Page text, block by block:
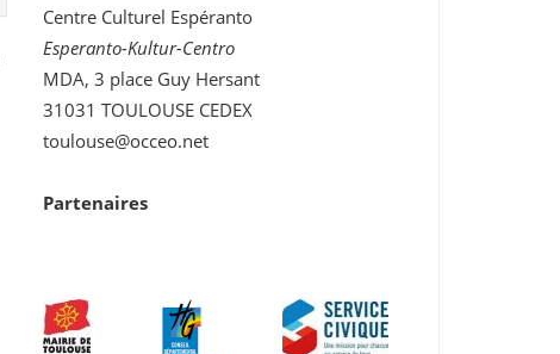
Centre Culturel Espéranto
Esperanto-Kultur-Centro
MDA, 3 place Guy Hersant
31031 TOULOUSE CEDEX
toulouse@occeo.net
Partenaires